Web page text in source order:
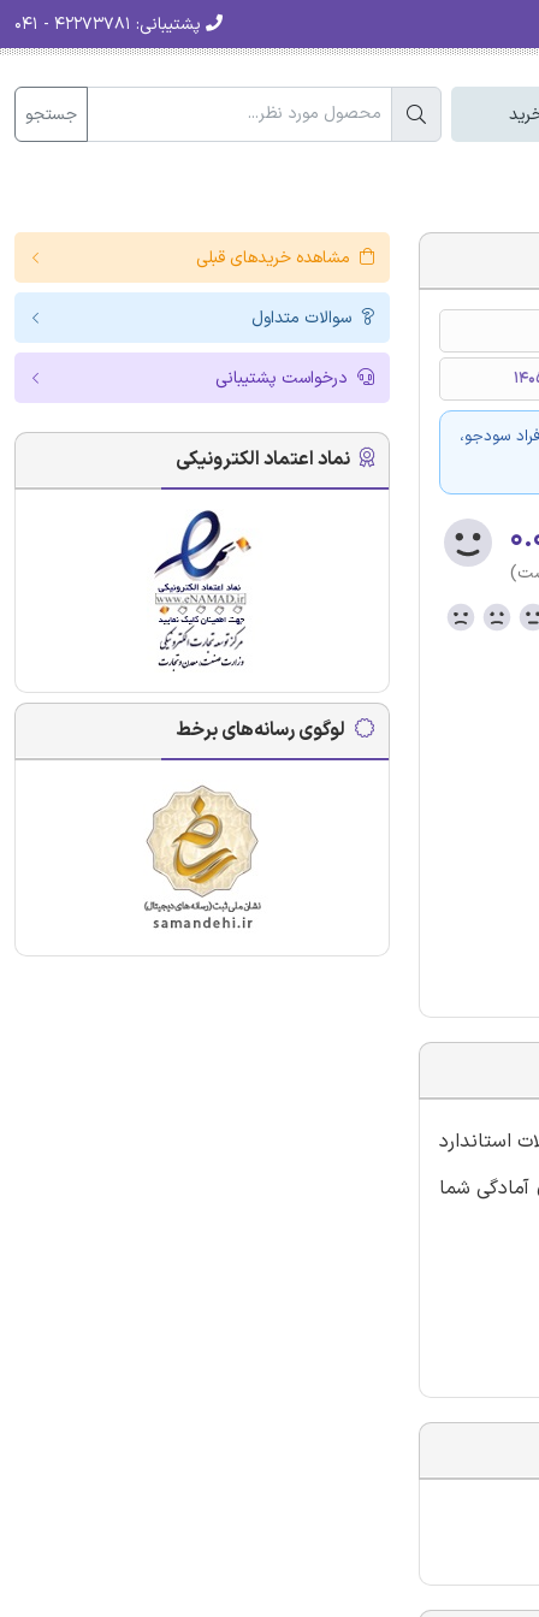
پشتیبانی:
جستجو
سودجو،
استاندارد
شما
مشاهده خریدهای قبلی
سوالات متداول
درخواست پشتیبانی
نماد اعتماد الکترونیکی
لوگوی رسانه‌های برخط